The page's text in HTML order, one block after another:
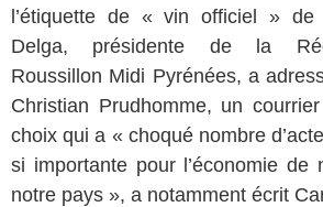
l’étiquette de « vin officiel » de
Delga, présidente de la
Roussillon Midi Pyrénées, a
Christian Prudhomme, un
choix qui a « choqué nombre
si importante pour l’économie de
notre pays », a notamment écrit